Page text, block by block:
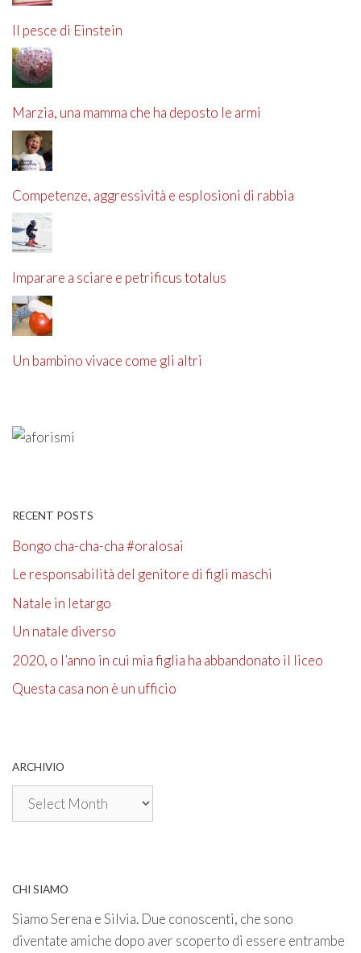
Il pesce di Einstein
Marzia, una mamma che ha deposto le armi
Competenze, aggressività e esplosioni di rabbia
Imparare a sciare e petrificus totalus
Un bambino vivace come gli altri
RECENT POSTS
Bongo cha-cha-cha #oralosai
Le responsabilità del genitore di figli maschi
Natale in letargo
Un natale diverso
2020, o l’anno in cui mia figlia ha abbandonato il liceo
Questa casa non è un ufficio
ARCHIVIO
Archivio
CHI SIAMO
Siamo Serena e Silvia. Due conoscenti, che sono
diventate amiche dopo aver scoperto di essere entrambe